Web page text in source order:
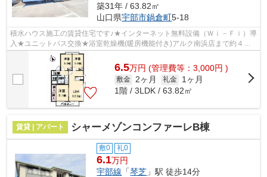
築31年 / 63.82㎡
山口県宇部市鍋倉町5-18
積水ハウス施工の賃貸住宅です♪★インターネット無料設備（Ｗｉ－Ｆｉ）導
入★ユニットバス交換★浴室乾燥機(暖房機能付き)アルク南浜店まで約４４
３ｍ！！／セブンイレブン宇部藤曲店ま...
6.5万円 (管理費等：3,000円 )
敷金 2ヶ月 礼金
1ヶ月
1階 / 3LDK / 63.82㎡
賃貸 | アパート シャーメゾンコンファーレB棟
敷0 礼0
6.1万円
宇部線 「琴芝 」駅 徒歩14分